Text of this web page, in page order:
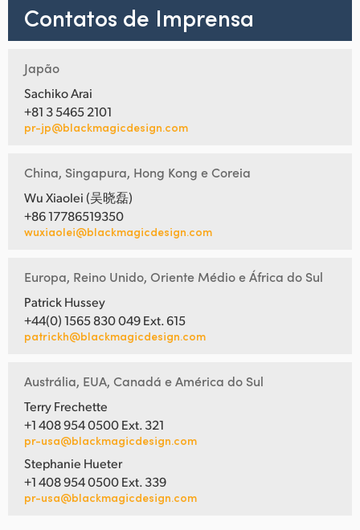
Contatos de Imprensa
Japão
Sachiko Arai
+81 3 5465 2101
pr-jp@blackmagicdesign.com
China, Singapura, Hong Kong e Coreia
Wu Xiaolei (吴晓磊)
+86 17786519350
wuxiaolei@blackmagicdesign.com
Europa, Reino Unido, Oriente Médio e África do Sul
Patrick Hussey
+44(0) 1565 830 049 Ext. 615
patrickh@blackmagicdesign.com
Austrália, EUA, Canadá e América do Sul
Terry Frechette
+1 408 954 0500 Ext. 321
pr-usa@blackmagicdesign.com
Stephanie Hueter
+1 408 954 0500 Ext. 339
pr-usa@blackmagicdesign.com